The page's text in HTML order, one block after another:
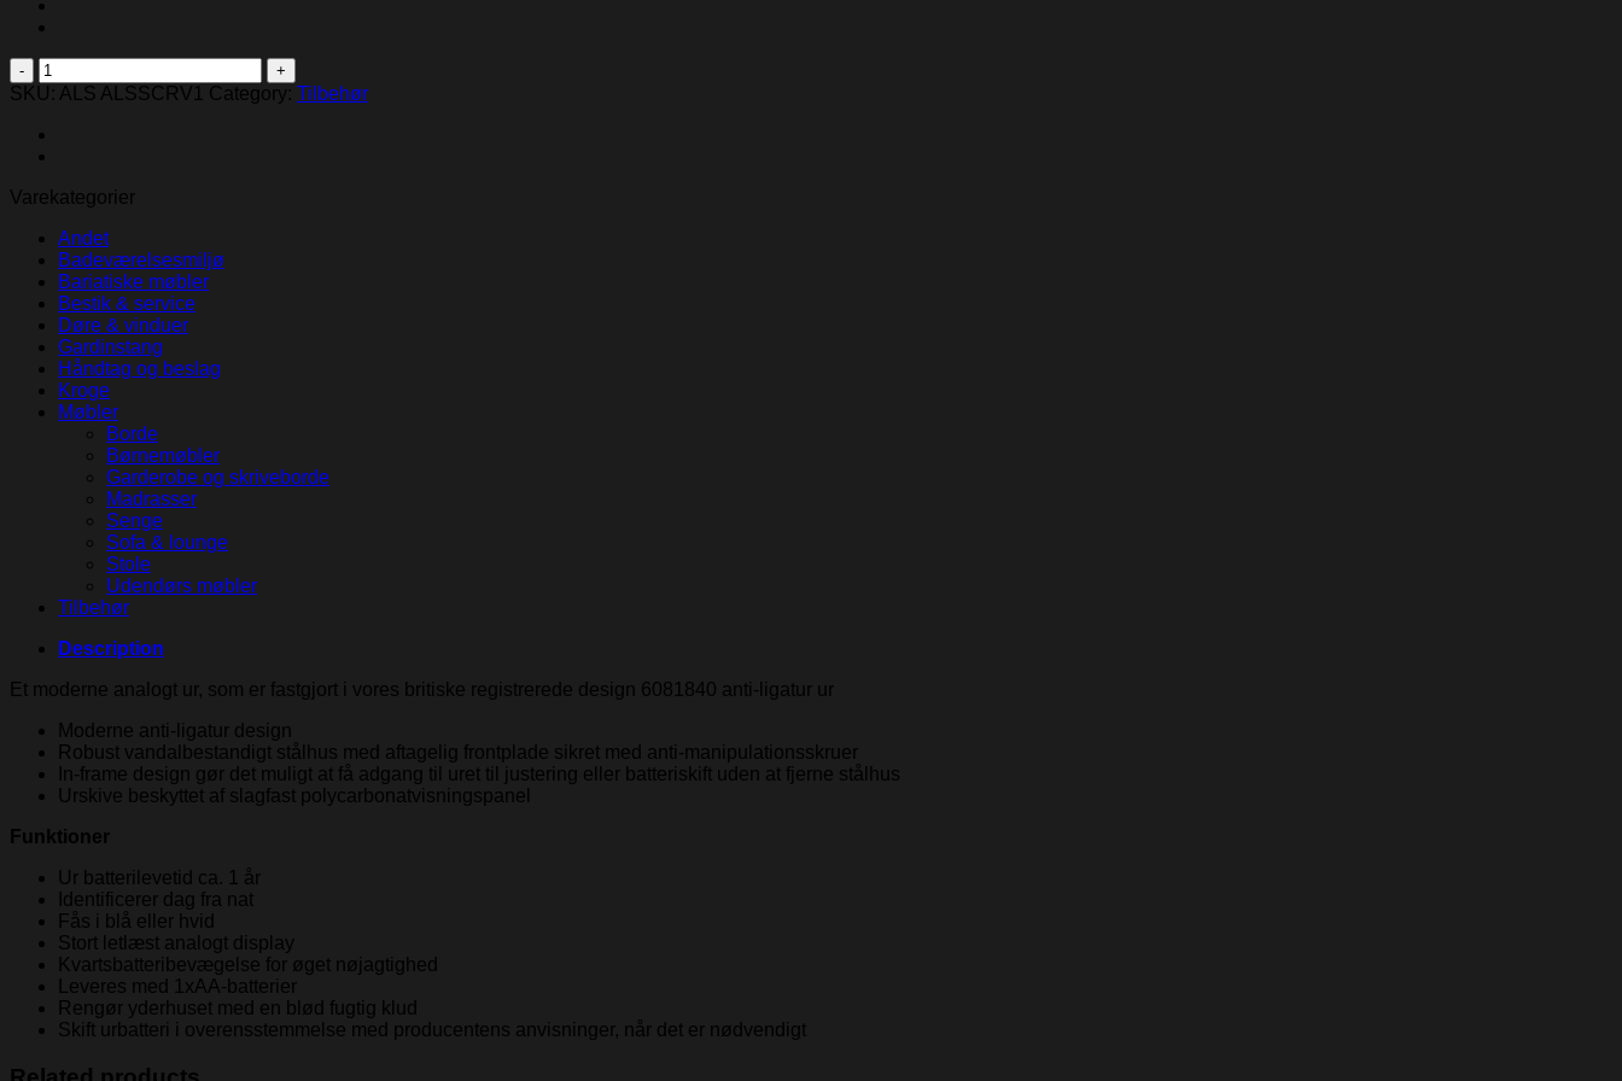
Ur
-
Ligature
Safe
Round
SKU: ALS ALSSCRV1 Category: Tilbehør
Varekategorier
Andet
Badeværelsesmiljø
Bariatiske møbler
Bestik & service
Døre & vinduer
Gardinstang
Håndtag og beslag
Kroge
Møbler
Borde
Børnemøbler
Garderobe og skriveborde
Madrasser
Senge
Sofa & lounge
Stole
Udendørs møbler
Tilbehør
Description
Et moderne analogt ur, som er fastgjort i vores britiske registrerede design 6081840 anti-ligatur ur
Moderne anti-ligatur design
Robust vandalbestandigt stålhus med aftagelig frontplade sikret med anti-manipulationsskruer
In-frame design gør det muligt at få adgang til uret til justering eller batteriskift uden at fjerne stålhus
Urskive beskyttet af slagfast polycarbonatvisningspanel
Funktioner
Ur batterilevetid ca. 1 år
Identificerer dag fra nat
Fås i blå eller hvid
Stort letlæst analogt display
Kvartsbatteribevægelse for øget nøjagtighed
Leveres med 1xAA-batterier
Rengør yderhuset med en blød fugtig klud
Skift urbatteri i overensstemmelse med producentens anvisninger, når det er nødvendigt